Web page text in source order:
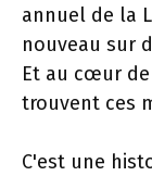
annuel de la
nouveau sur
Et au cœur
trouvent ces
C'est une